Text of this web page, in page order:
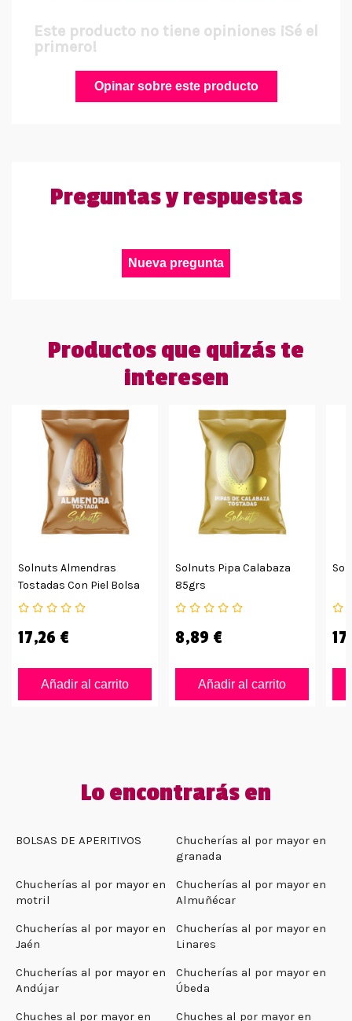
Este producto no tiene opiniones ¡Sé el
primero!
Opinar sobre este producto
Preguntas y respuestas
Nueva pregunta
Productos que quizás te
interesen
Solnuts Almendras
Tostadas Con Piel Bolsa
De 85 G
17,26 €
Añadir al carrito
Solnuts Pipa Calabaza
85grs
8,89 €
Añadir al carrito
Lo encontrarás en
BOLSAS DE APERITIVOS
Chucherías al por mayor en
granada
Chucherías al por mayor en
motril
Chucherías al por mayor en
Almuñécar
Chucherías al por mayor en
Jaén
Chucherías al por mayor en
Linares
Chucherías al por mayor en
Andújar
Chucherías al por mayor en
Úbeda
Chuches al por mayor en
Chuches al por mayor en